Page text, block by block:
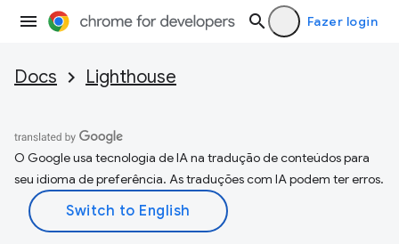
Fazer login
Docs Lighthouse
O Google usa tecnologia de IA na tradução de conteúdos para
seu idioma de preferência. As traduções com IA podem ter erros.